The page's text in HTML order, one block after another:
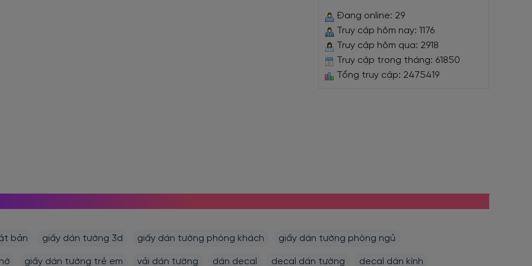
Đang online: 29
Truy cập hôm nay: 1176
Truy cập hôm qua: 2918
Truy cập trong tháng: 61850
Tổng truy cập: 2475419
bản giấy dán tường 3d giấy dán tường phòng khách giấy dán tường phòng ngủ
giấy dán tường trẻ em vải dán tường dán decal decal dán tường decal dán kính